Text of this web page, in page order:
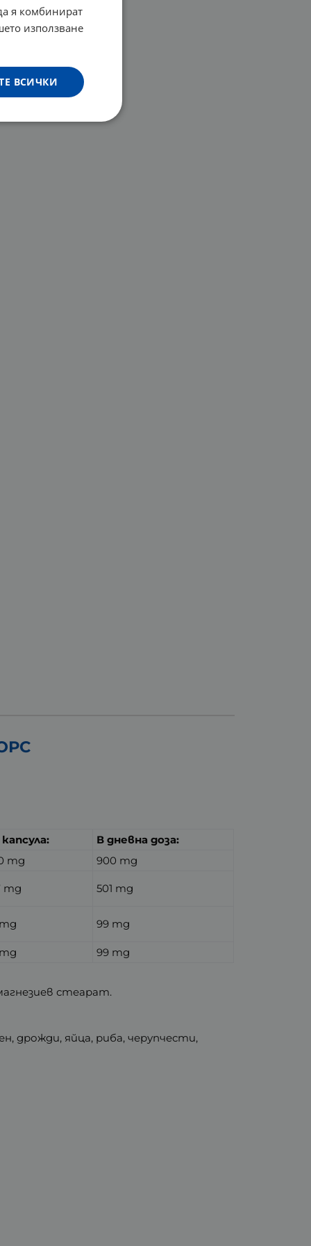
капсула:
В дневна доза:
mg
900 mg
mg 501 mg
99 mg
99 mg
стеарат.
дрожди, яйца, риба, черупчести,
я комбинират
използване
ВСИЧКИ